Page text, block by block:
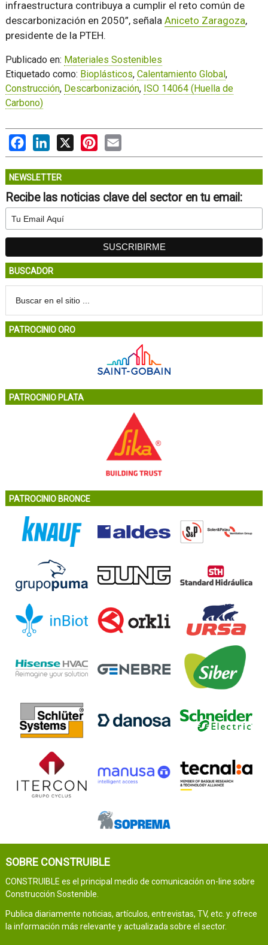
infraestructura contribuya a cumplir el reto común de
descarbonización en 2050”, señala Aniceto Zaragoza,
presidente de la PTEH.
Publicado en: Materiales Sostenibles
Etiquetado como: Bioplásticos, Calentamiento Global,
Construcción, Descarbonización, ISO 14064 (Huella de
Carbono)
FacebookLinkedIn
X PinterestEmail
NEWSLETTER
Recibe las noticias clave del sector en tu email:
BUSCADOR
PATROCINIO ORO
PATROCINIO PLATA
PATROCINIO BRONCE
SOBRE CONSTRUIBLE
CONSTRUIBLE es el principal medio de comunicación on-line sobre
Construcción Sostenible.
Publica diariamente noticias, artículos, entrevistas, TV, etc. y ofrece
la información más relevante y actualizada sobre el sector.